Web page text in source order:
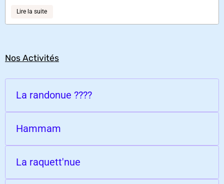
Lire la suite
Nos Activités
La randonue ????
Hammam
La raquett'nue